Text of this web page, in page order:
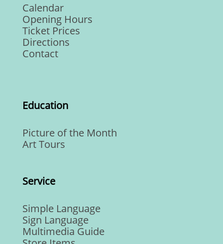
Calendar
Opening Hours
Ticket Prices
Directions
Contact
Education
Picture of the Month
Art Tours
Service
Simple Language
Sign Language
Multimedia Guide